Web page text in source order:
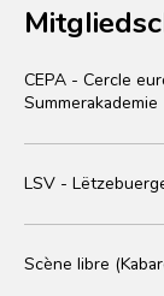
CEPA - Cercle
Summerakademie
LSV -
Scène libre